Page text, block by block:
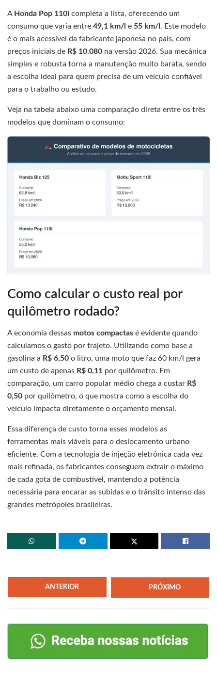
A Honda Pop 110i completa a lista, oferecendo um
consumo que varia entre 49,1 km/l e 55 km/l . Este modelo
é o mais acessível da fabricante japonesa no país, com
preços iniciais de R$ 10.080 na versão 2026. Sua mecânica
simples e robusta torna a manutenção muito barata, sendo
a escolha ideal para quem precisa de um veículo confiável
para o trabalho ou estudo.
Veja na tabela abaixo uma comparação direta entre os três
modelos que dominam o consumo:
Como calcular o custo real por
quilômetro rodado?
A economia dessas motos compactas é evidente quando
calculamos o gasto por trajeto. Utilizando como base a
gasolina a R$ 6,50 o litro, uma moto que faz 60 km/l gera
um custo de apenas R$ 0,11 por quilômetro. Em
comparação, um carro popular médio chega a custar R$
0,50 por quilômetro, o que mostra como a escolha do
veículo impacta diretamente o orçamento mensal.
Essa diferença de custo torna esses modelos as
ferramentas mais viáveis para o deslocamento urbano
eficiente. Com a tecnologia de injeção eletrônica cada vez
mais refinada, os fabricantes conseguem extrair o máximo
de cada gota de combustível, mantendo a potência
necessária para encarar as subidas e o trânsito intenso das
grandes metrópoles brasileiras.
ANTERIOR PRÓXIMO